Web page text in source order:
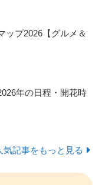
ップ2026【グルメ＆
年の日程・開花時
気記事をもっと見る